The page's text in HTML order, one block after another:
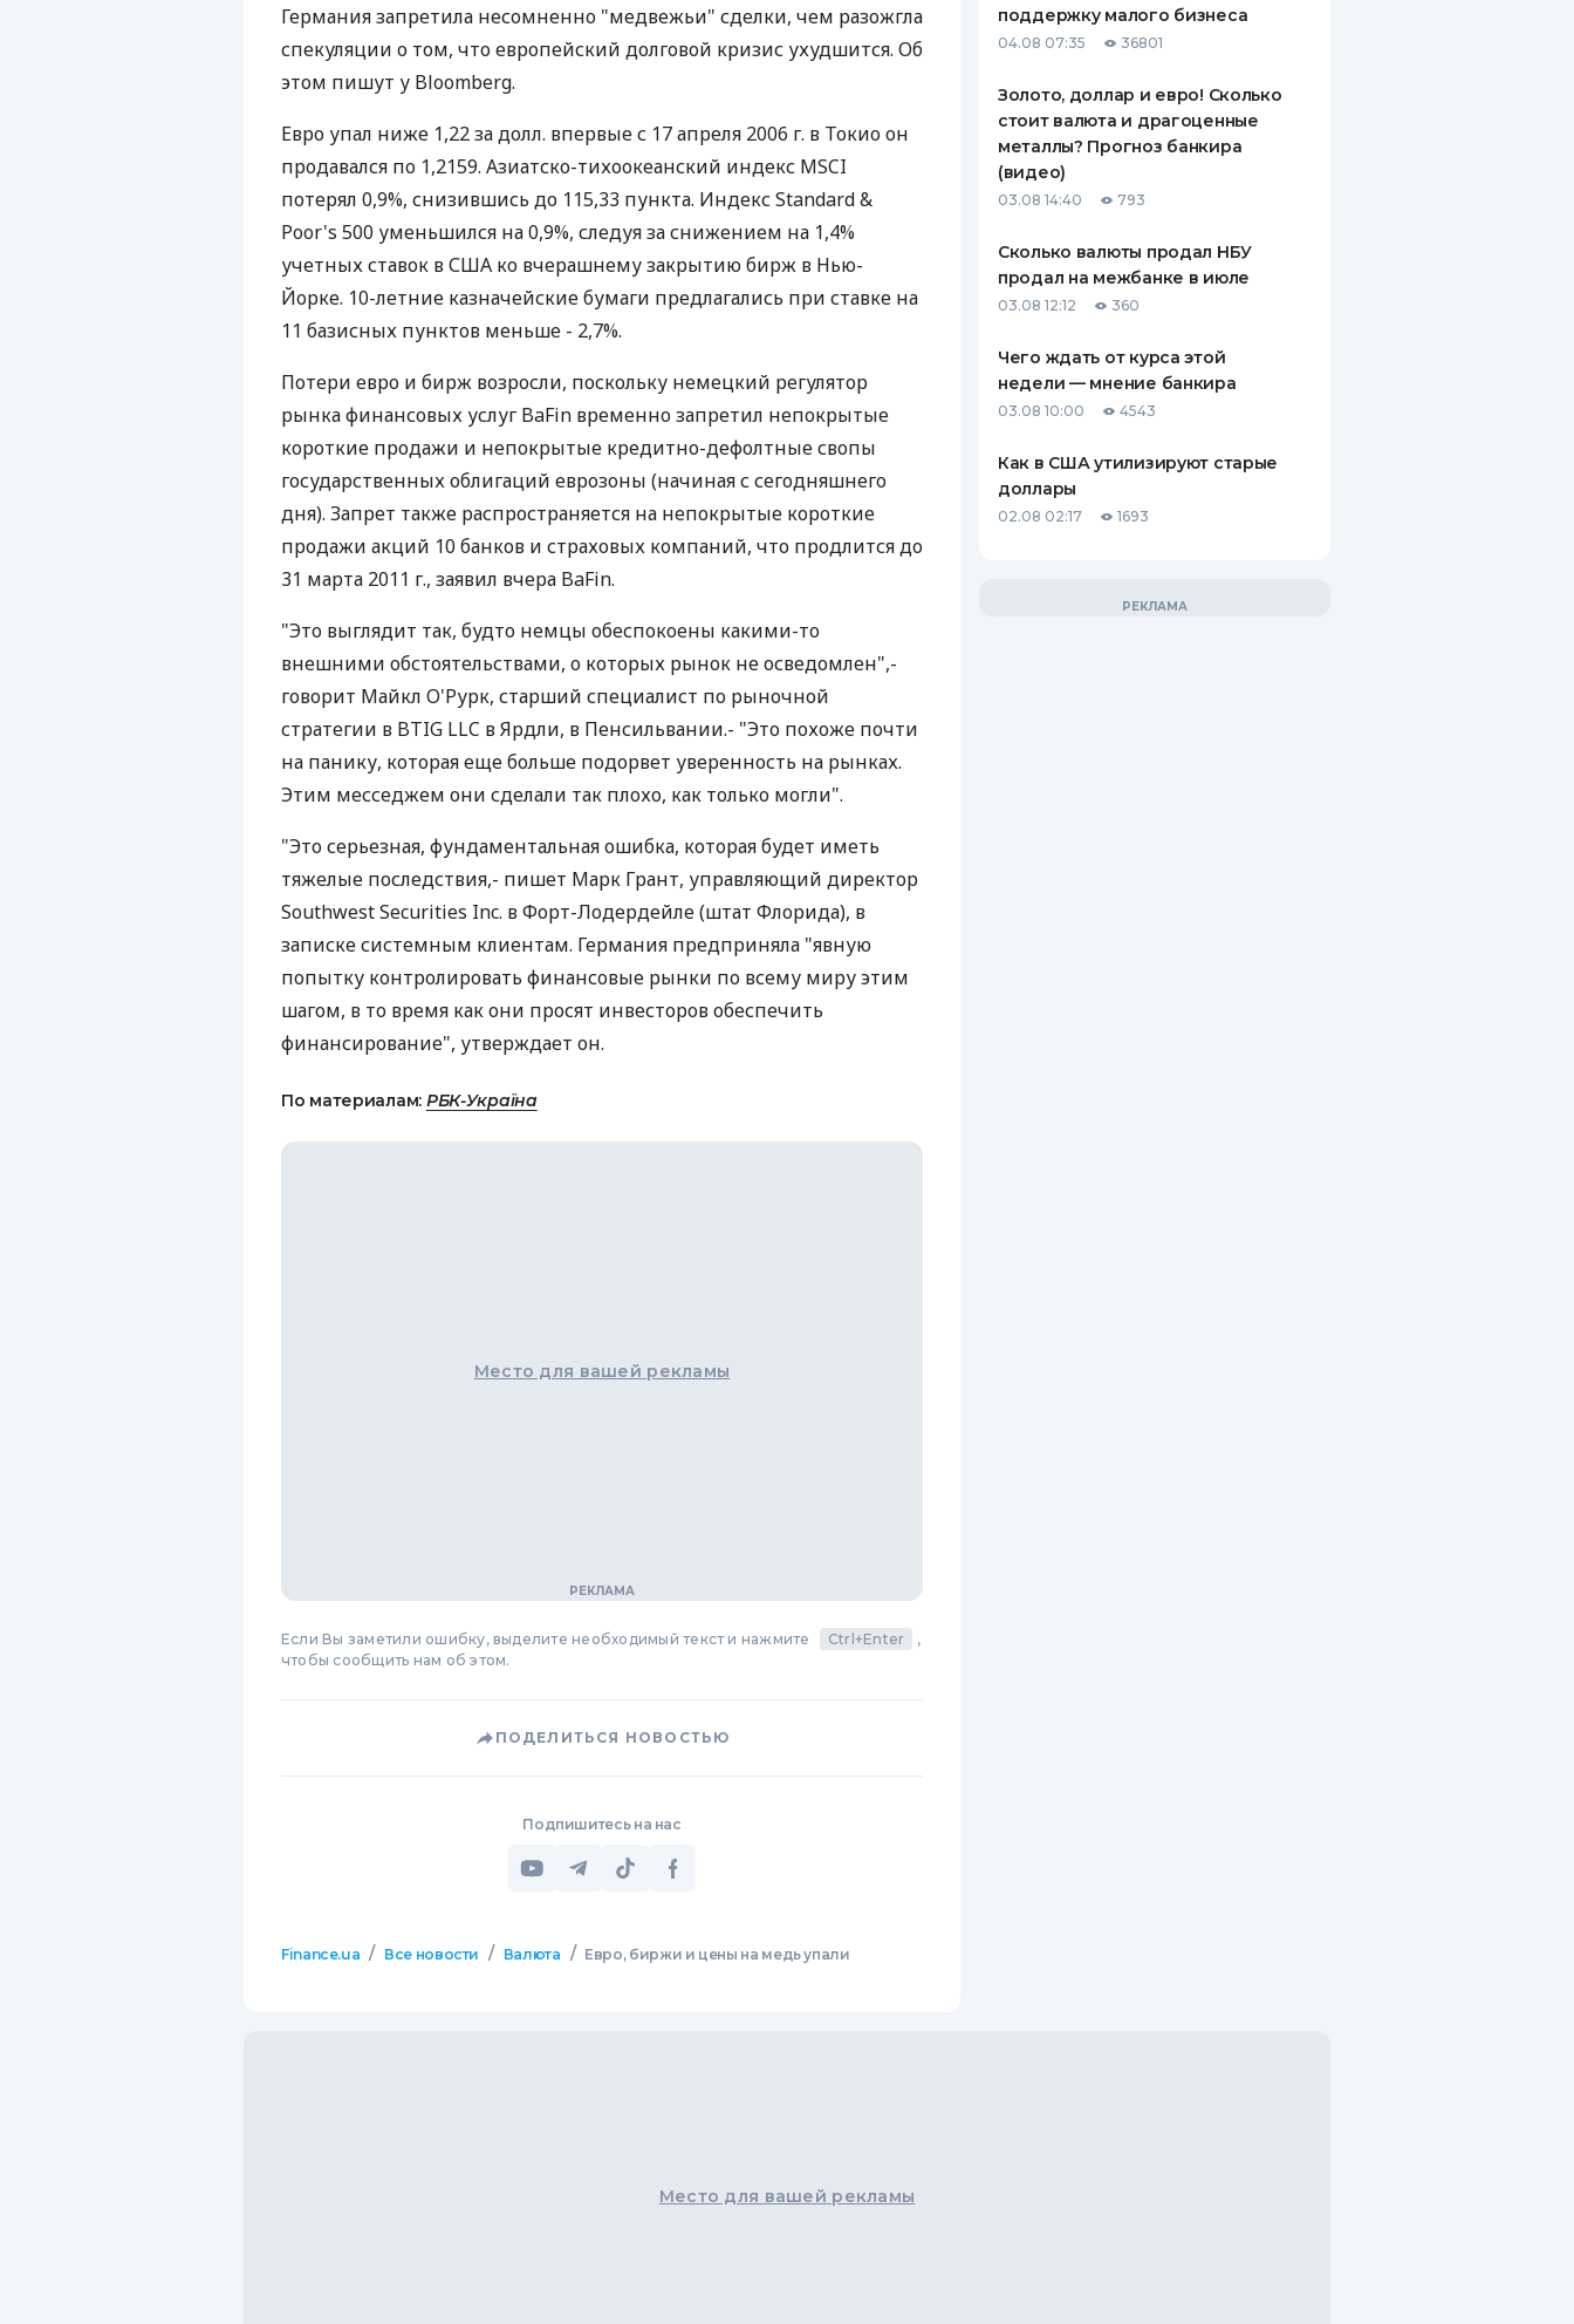
КЕШБЭКА
БАНКОВСКИМ КАРТАМ
ПУТЕВОДИТЕЛИ ПО
ВСЕ СТРАХОВЫЕ ПОЛИСЫ
СТРАХОВЫЕ КОМПАНИИ
ОТЗЫВЫ О СТРАХОВЫХ
ДОСТАВКА И ОПЛАТА
Германия запретила несомненно "медвежьи" сделки, чем разожгла
спекуляции о том, что европейский долговой кризис ухудшится. Об
этом пишут у Bloomberg.
Евро упал ниже 1,22 за долл. впервые с 17 апреля 2006 г. в Токио он
продавался по 1,2159. Азиатско-тихоокеанский индекс MSCI
потерял 0,9%, снизившись до 115,33 пункта. Индекс Standard &
Poor's 500 уменьшился на 0,9%, следуя за снижением на 1,4%
учетных ставок в США ко вчерашнему закрытию бирж в Нью-
Йорке. 10-летние казначейские бумаги предлагались при ставке на
11 базисных пунктов меньше - 2,7%.
Потери евро и бирж возросли, поскольку немецкий регулятор
рынка финансовых услуг BaFin временно запретил непокрытые
короткие продажи и непокрытые кредитно-дефолтные свопы
государственных облигаций еврозоны (начиная с сегодняшнего
дня). Запрет также распространяется на непокрытые короткие
продажи акций 10 банков и страховых компаний, что продлится до
31 марта 2011 г., заявил вчера BaFin.
"Это выглядит так, будто немцы обеспокоены какими-то
внешними обстоятельствами, о которых рынок не осведомлен",-
говорит Майкл О'Рурк, старший специалист по рыночной
стратегии в BTIG LLC в Ярдли, в Пенсильвании.- "Это похоже почти
на панику, которая еще больше подорвет уверенность на рынках.
Этим месседжем они сделали так плохо, как только могли".
"Это серьезная, фундаментальная ошибка, которая будет иметь
тяжелые последствия,- пишет Марк Грант, управляющий директор
Southwest Securities Inc. в Форт-Лодердейле (штат Флорида), в
записке системным клиентам. Германия предприняла "явную
попытку контролировать финансовые рынки по всему миру этим
шагом, в то время как они просят инвесторов обеспечить
финансирование", утверждает он.
По материалам: РБК-Україна
Место для вашей рекламы
Если Вы заметили ошибку, выделите необходимый текст и нажмите Ctrl+Enter
,
чтобы сообщить нам об этом.
ПОДЕЛИТЬСЯ НОВОСТЬЮ
Подпишитесь на нас
Finance.ua / Все новости / Валюта / Евро, биржи и цены на медь упали
поддержку малого бизнеса
04.08 07:35 36801
Золото, доллар и евро! Сколько
стоит валюта и драгоценные
металлы? Прогноз банкира
(видео)
03.08 14:40 793
Сколько валюты продал НБУ
продал на межбанке в июле
03.08 12:12 360
Чего ждать от курса этой
недели — мнение банкира
03.08 10:00 4543
Как в США утилизируют старые
доллары
02.08 02:17 1693
Место для вашей рекламы